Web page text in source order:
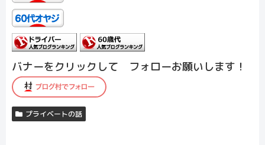
バナーをクリックして フォローお願いします！
プライベートの話